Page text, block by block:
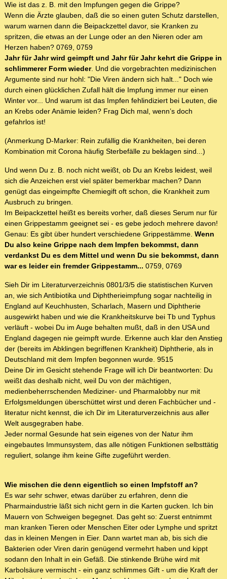
Wie ist das z. B. mit den Impfungen gegen die Grippe?
Wenn die Ärzte glauben, daß die so einen guten Schutz darstellen,
warum warnen dann die Beipackzettel davor, sie Kranken zu
spritzen, die etwas an der Lunge oder an den Nieren oder am
Herzen haben? 0769, 0759
Jahr für Jahr wird geimpft und Jahr für Jahr kehrt die Grippe in
schlimmerer Form wieder. Und die vorgebrachten medizinischen
Argumente sind nur hohl: "Die Viren ändern sich halt..." Doch wie
durch einen glücklichen Zufall hält die Impfung immer nur einen
Winter vor... Und warum ist das Impfen fehlindiziert bei Leuten, die
an Krebs oder Anämie leiden? Frag Dich mal, wenn’s doch
gefahrlos ist!
(Anmerkung D-Marker: Rein zufällig die Krankheiten, bei deren
Kombination mit Corona häufig Sterbefälle zu beklagen sind...)
Und wenn Du z. B. noch nicht weißt, ob Du an Krebs leidest, weil
sich die Anzeichen erst viel später bemerkbar machen? Dann
genügt das eingeimpfte Chemiegift oft schon, die Krankheit zum
Ausbruch zu bringen.
Im Beipackzettel heißt es bereits vorher, daß dieses Serum nur für
einen Grippestamm geeignet sei - es gebe jedoch mehrere davon!
Genau: Es gibt über hundert verschiedene Grippestämme. Wenn
Du also keine Grippe nach dem Impfen bekommst, dann
verdankst Du es dem Mittel und wenn Du sie bekommst, dann
war es leider ein fremder Grippestamm... 0759, 0769
Sieh Dir im Literaturverzeichnis 0801/3/5 die statistischen Kurven
an, wie sich Antibiotika und Diphtherieimpfung sogar nachteilig in
England auf Keuchhusten, Scharlach, Masern und Diphtherie
ausgewirkt haben und wie die Krankheitskurve bei Tb und Typhus
verläuft - wobei Du im Auge behalten mußt, daß in den USA und
England dagegen nie geimpft wurde. Erkenne auch klar den Anstieg
der (bereits im Abklingen begriffenen Krankheit) Diphtherie, als in
Deutschland mit dem Impfen begonnen wurde. 9515
Deine Dir im Gesicht stehende Frage will ich Dir beantworten: Du
weißt das deshalb nicht, weil Du von der mächtigen,
medienbeherrschenden Mediziner- und Pharmalobby nur mit
Erfolgsmeldungen überschüttet wirst und deren Fachbücher und -
literatur nicht kennst, die ich Dir im Literaturverzeichnis aus aller
Welt ausgegraben habe.
Jeder normal Gesunde hat sein eigenes von der Natur ihm
eingebautes Immunsystem, das alle nötigen Funktionen selbsttätig
reguliert, solange ihm keine Gifte zugeführt werden.
Wie mischen die denn eigentlich so einen Impfstoff an?
Es war sehr schwer, etwas darüber zu erfahren, denn die
Pharmaindustrie läßt sich nicht gern in die Karten gucken. Ich bin
Mauern von Schweigen begegnet. Das geht so: Zuerst entnimmt
man kranken Tieren oder Menschen Eiter oder Lymphe und spritzt
das in kleinen Mengen in Eier. Dann wartet man ab, bis sich die
Bakterien oder Viren darin genügend vermehrt haben und kippt
sodann den Inhalt in ein Gefäß. Die stinkende Brühe wird mit
Karbolsäure vermischt - ein ganz schlimmes Gift - um die Kraft der